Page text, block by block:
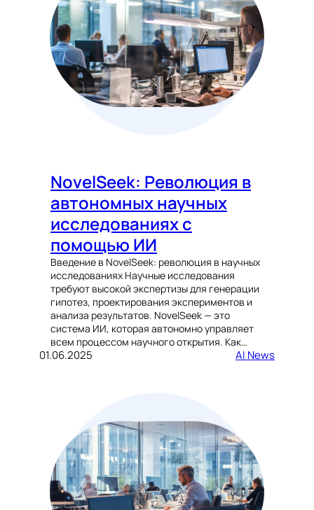
NovelSeek: Революция в
автономных научных
исследованиях с
помощью ИИ
Введение в NovelSeek: революция в научных
исследованиях Научные исследования
требуют высокой экспертизы для генерации
гипотез, проектирования экспериментов и
анализа результатов. NovelSeek — это
система ИИ, которая автономно управляет
всем процессом научного открытия. Как…
01.06.2025 AI News